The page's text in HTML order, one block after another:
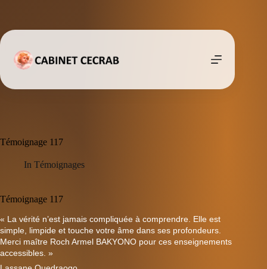
Témoignage 117
In Témoignages
Témoignage 117
« La vérité n’est jamais compliquée à comprendre. Elle est
simple, limpide et touche votre âme dans ses profondeurs.
Merci maître Roch Armel BAKYONO pour ces enseignements
accessibles. »